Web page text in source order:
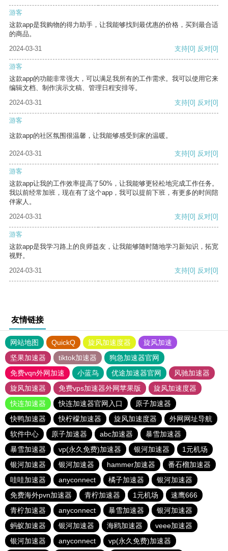
游客
这款app是我购物的得力助手，让我能够找到最优惠的价格，买到最合适
的商品。
2024-03-31
支持[0] 反对[0]
游客
这款app的功能非常强大，可以满足我所有的工作需求。我可以使用它来
编辑文档、制作演示文稿、管理日程安排等。
2024-03-31
支持[0] 反对[0]
游客
这款app的社区氛围很温馨，让我能够感受到家的温暖。
2024-03-31 支持[0] 反对[0]
游客
这款app让我的工作效率提高了50%，让我能够更轻松地完成工作任务。
我以前经常加班，现在有了这个app，我可以提前下班，有更多的时间陪
伴家人。
2024-03-31
支持[0] 反对[0]
游客
这款app是我学习路上的良师益友，让我能够随时随地学习新知识，拓宽
视野。
2024-03-31
支持[0] 反对[0]
友情链接
网站地图 QuickQ 旋风加速度器
旋风加速
坚果加速器
tiktok加速器
狗急加速器官网
免费vqn外网加速
小蓝鸟 优途加速器官网
风驰加速器
旋风加速器
免费vps加速器外网苹果版
旋风加速度器
快连加速器
快连加速器官网入口
原子加速器
快鸭加速器
快柠檬加速器 旋风加速度器
外网网址导航
软件中心
原子加速器 abc加速器
暴雪加速器
暴雪加速器
vp(永久免费)加速器 银河加速器
1元机场
银河加速器
银河加速器 hammer加速器
番石榴加速器
哇哇加速器
anyconnect 橘子加速器
银河加速器
免费海外pvn加速器
青柠加速器 1元机场
速鹰666
青柠加速器
anyconnect 暴雪加速器
银河加速器
蚂蚁加速器
银河加速器 海鸥加速器
veee加速器
银河加速器
anyconnect vp(永久免费)加速器